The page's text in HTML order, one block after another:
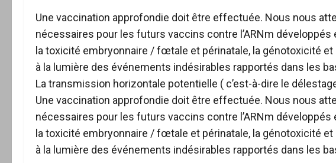
Une vaccination approfondie doit être effectuée. Nous nous
nécessaires pour les futurs vaccins contre l’ARNm développés
la toxicité embryonnaire / fœtale et périnatale, la génotoxicité
à la lumière des événements indésirables rapportés dans les
La transmission horizontale potentielle ( c’est-à-dire le
Une vaccination approfondie doit être effectuée. Nous nous
nécessaires pour les futurs vaccins contre l’ARNm développés
la toxicité embryonnaire / fœtale et périnatale, la génotoxicité
à la lumière des événements indésirables rapportés dans les